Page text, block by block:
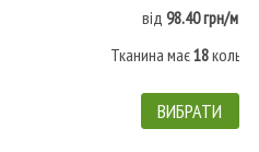
від 98.40 грн/м
Тканина має18
ВИБРАТИ